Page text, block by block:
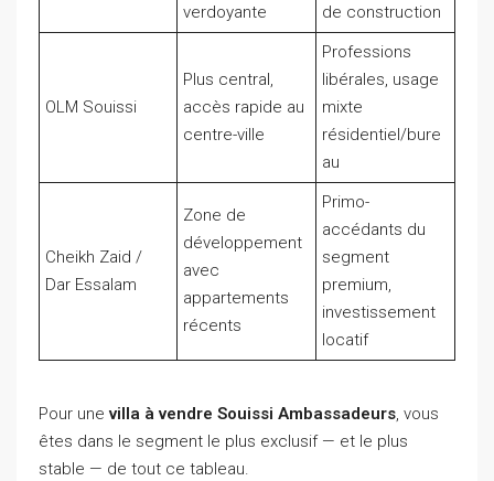
verdoyante
de construction
OLM Souissi
Plus central,
accès rapide au
centre-ville
Professions
libérales, usage
mixte
résidentiel/bure
au
Cheikh Zaid /
Dar Essalam
Zone de
développement
avec
appartements
récents
Primo-
accédants du
segment
premium,
investissement
locatif
Pour unevilla à vendre Souissi Ambassadeurs, vous
êtes dans le segment le plus exclusif — et le plus
stable — de tout ce tableau.